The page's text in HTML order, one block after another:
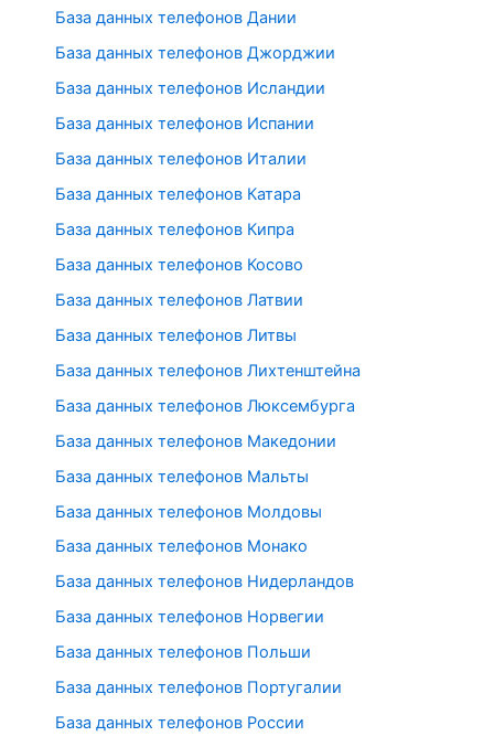
База данных телефонов Дании
База данных телефонов Джорджии
База данных телефонов Исландии
База данных телефонов Испании
База данных телефонов Италии
База данных телефонов Катара
База данных телефонов Кипра
База данных телефонов Косово
База данных телефонов Латвии
База данных телефонов Литвы
База данных телефонов Лихтенштейна
База данных телефонов Люксембурга
База данных телефонов Македонии
База данных телефонов Мальты
База данных телефонов Молдовы
База данных телефонов Монако
База данных телефонов Нидерландов
База данных телефонов Норвегии
База данных телефонов Польши
База данных телефонов Португалии
База данных телефонов России